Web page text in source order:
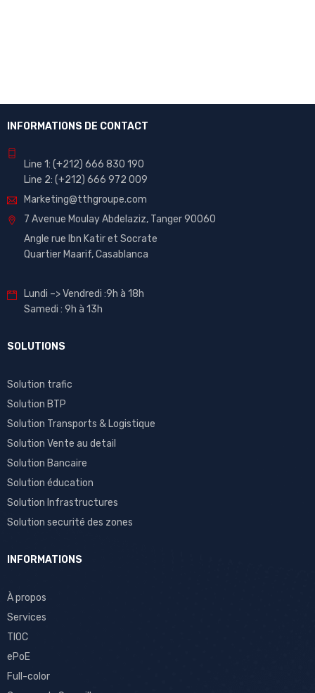
INFORMATIONS DE CONTACT
Line 1: (+212) 666 830 190
Line 2: (+212) 666 972 009
Marketing@tthgroupe.com
7 Avenue Moulay Abdelaziz, Tanger 90060
Angle rue Ibn Katir et Socrate
Quartier Maarif, Casablanca
Lundi –> Vendredi :9h à 18h
Samedi : 9h à 13h
SOLUTIONS
Solution trafic
Solution BTP
Solution Transports & Logistique
Solution Vente au detail
Solution Bancaire
Solution éducation
Solution Infrastructures
Solution securité des zones
INFORMATIONS
À propos
Services
TIOC
ePoE
Full-color